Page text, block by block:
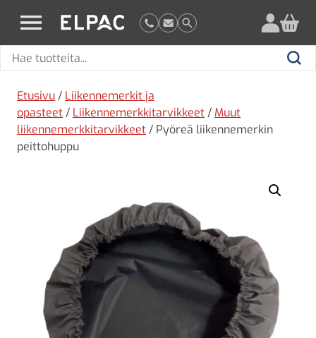
elpac.fi
Hae
Hae
Etusivu / Liikennemerkit ja
opasteet / Liikennemerkkitarvikkeet / Muut
liikennemerkkitarvikkeet / Pyöreä liikennemerkin
peittohuppu